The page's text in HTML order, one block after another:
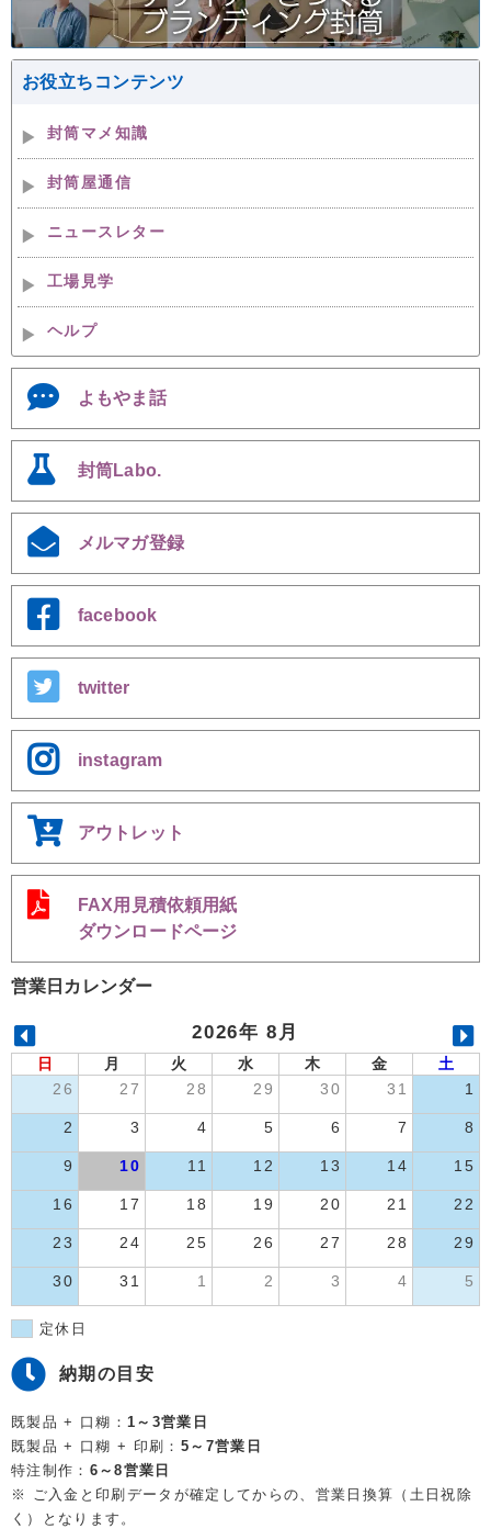
お役立ちコンテンツ
封筒マメ知識
封筒屋通信
ニュースレター
工場見学
ヘルプ
よもやま話
封筒Labo.
メルマガ登録
facebook
twitter
instagram
アウトレット
FAX用見積依頼用紙
ダウンロードページ
営業日カレンダー
2026年 8月
日 月 火 水 木 金
土
26
27 28 29 30 31 1
2 3 4 5 6 7 8
9 10 11 12 13 14 15
16 17 18 19 20 21 22
23 24 25 26 27 28 29
30 31 1 2 3 4 5
定休日
納期の目安
既製品 + 口糊：1～3営業日
既製品 + 口糊 + 印刷： 5～7営業日
特注制作： 6～8営業日
※ ご入金と印刷データが確定してからの、営業日換算（土日祝除
く）となります。